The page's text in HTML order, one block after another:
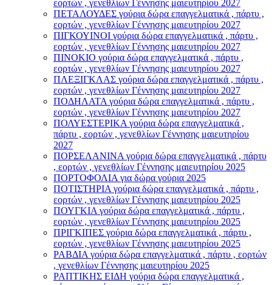
εορτών , γενεθλίων Γέννησης μαιευτηρίου 2027
ΠΕΤΑΛΟΥΔΕΣ γούρια δώρα επαγγελματικά , πάρτυ ,
εορτών , γενεθλίων Γέννησης μαιευτηρίου 2027
ΠΙΓΚΟΥΙΝΟΙ γούρια δώρα επαγγελματικά , πάρτυ ,
εορτών , γενεθλίων Γέννησης μαιευτηρίου 2027
ΠΙΝΟΚΙΟ γούρια δώρα επαγγελματικά , πάρτυ ,
εορτών , γενεθλίων Γέννησης μαιευτηρίου 2027
ΠΛΕΞΙΓΚΛΑΣ γούρια δώρα επαγγελματικά , πάρτυ ,
εορτών , γενεθλίων Γέννησης μαιευτηρίου 2027
ΠΟΔΗΛΑΤΑ γούρια δώρα επαγγελματικά , πάρτυ ,
εορτών , γενεθλίων Γέννησης μαιευτηρίου 2027
ΠΟΛΥΕΣΤΕΡΙΚΑ γούρια δώρα επαγγελματικά ,
πάρτυ , εορτών , γενεθλίων Γέννησης μαιευτηρίου
2027
ΠΟΡΣΕΛΑΝΙΝΑ γούρια δώρα επαγγελματικά , πάρτυ
, εορτών , γενεθλίων Γέννησης μαιευτηρίου 2025
ΠΟΡΤΟΦΟΛΙΑ για δώρα γούρια 2025
ΠΟΤΙΣΤΗΡΙΑ γούρια δώρα επαγγελματικά , πάρτυ ,
εορτών , γενεθλίων Γέννησης μαιευτηρίου 2025
ΠΟΥΓΚΙΑ γούρια δώρα επαγγελματικά , πάρτυ ,
εορτών , γενεθλίων Γέννησης μαιευτηρίου 2025
ΠΡΙΓΚΙΠΕΣ γούρια δώρα επαγγελματικά , πάρτυ ,
εορτών , γενεθλίων Γέννησης μαιευτηρίου 2025
ΡΑΒΔΙΑ γούρια δώρα επαγγελματικά , πάρτυ , εορτών
, γενεθλίων Γέννησης μαιευτηρίου 2025
ΡΑΠΤΙΚΗΣ ΕΙΔΗ γούρια δώρα επαγγελματικά ,